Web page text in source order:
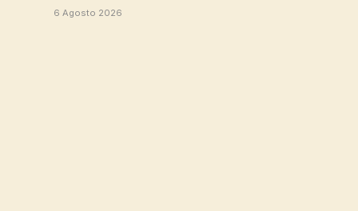
6 Agosto 2026